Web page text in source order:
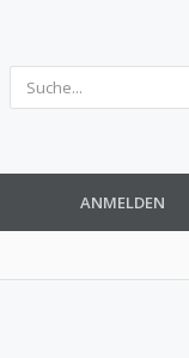
ANMELDEN